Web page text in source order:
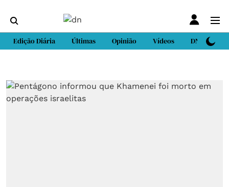
Edição Diária Últimas Opinião Vídeos DN Sport